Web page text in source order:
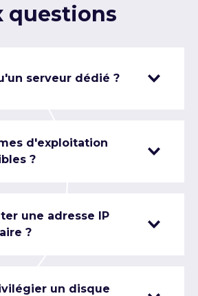
questions
serveur dédié ?
d'exploitation
?
une adresse IP
?
un disque